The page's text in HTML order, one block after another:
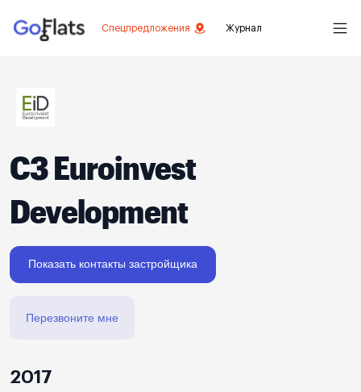
Спецпредложения Журнал
СЗ Euroinvest
Development
Показать контакты застройщика
Перезвоните мне
2017